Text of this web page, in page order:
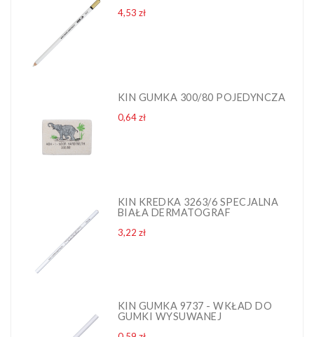
4,53 złCena
KIN GUMKA 300/80 POJEDYNCZA
0,64 złCena
KIN KREDKA 3263/6 SPECJALNA
BIAŁA DERMATOGRAF
3,22 złCena
KIN GUMKA 9737 - WKŁAD DO
GUMKI WYSUWANEJ